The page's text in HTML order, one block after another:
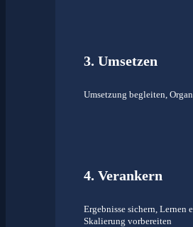
3. Umsetzen
Umsetzung begleiten,
4. Verankern
Ergebnisse sichern, Lernen
Skalierung vorbereiten